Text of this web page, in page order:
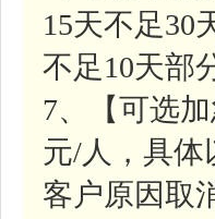
15天不足30
不足10天部
7、【可选
元/人，具
客户原因取